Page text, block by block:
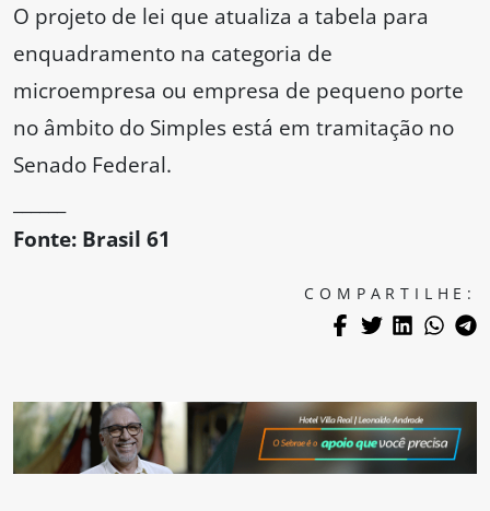
O projeto de lei que atualiza a tabela para
enquadramento na categoria de
microempresa ou empresa de pequeno porte
no âmbito do Simples está em tramitação no
Senado Federal.
Fonte: Brasil 61
COMPARTILHE: